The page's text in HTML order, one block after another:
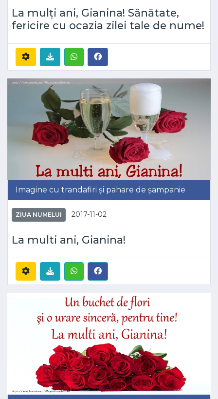
La mulți ani, Gianina! Sănătate,
fericire cu ocazia zilei tale de nume!
Imagine cu trandafiri și pahare de șampanie
ZIUA NUMELUI 2017-11-02
La multi ani, Gianina!